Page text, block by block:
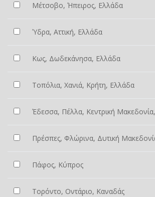
Μέτσοβο, Ήπειρος, Ελλάδα
Ύδρα, Αττική, Ελλάδα
Κως, Δωδεκάνησα, Ελλάδα
Τοπόλια, Χανιά, Κρήτη, Ελλάδα
Έδεσσα, Πέλλα, Κεντρική
Πρέσπες, Φλώρινα, Δυτική
Πάφος, Κύπρος
Τορόντο, Οντάριο, Καναδάς